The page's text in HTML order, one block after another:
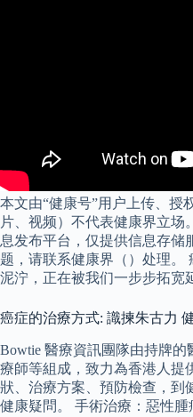
本文由“健康号”用户上传、授
片、视频）不代表健康界立场
息发布平台，仅提供信息存储
题，请联系健康界（）处理。
泥泞，正在被我们一步步拓宽
癌症的治療方式: 識揀朱古力
Bowtie 醫療資訊團隊由持牌
療師等組成，致力為香港人提
狀、治療方案、預防檢查，到
健康疑問。 手術治療：惡性